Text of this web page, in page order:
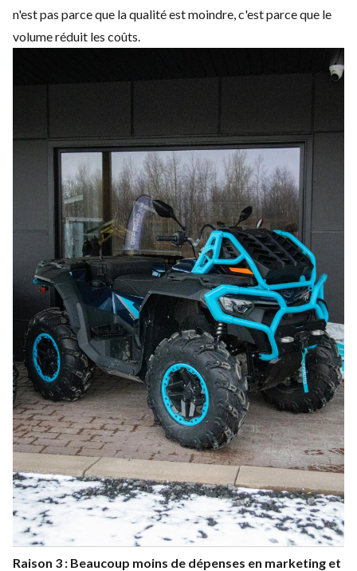
n'est pas parce que la qualité est moindre, c'est parce que le
volume réduit les coûts.
Raison 3 : Beaucoup moins de dépenses en marketing et